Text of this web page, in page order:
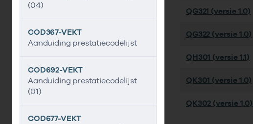
(04)
COD367-VEKT
Aanduiding prestatiecodelijst
COD692-VEKT
Aanduiding prestatiecodelijst
(01)
COD677-VEKT
QG321 (versie 1.0)
QG322 (versie 1.0)
QH301 (versie 1.1)
QK301 (versie 1.0)
QK302 (versie 1.0)